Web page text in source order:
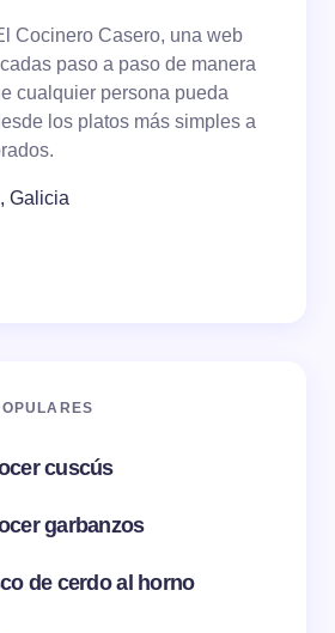
Cocinero Casero, una web
paso a paso de manera
cualquier persona pueda
los platos más simples a
Galicia
cuscús
garbanzos
de cerdo al horno